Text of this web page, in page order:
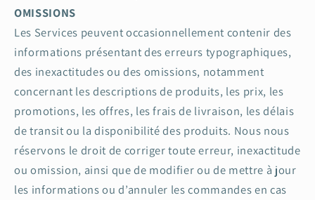
OMISSIONS
Les Services peuvent occasionnellement contenir des
informations présentant des erreurs typographiques,
des inexactitudes ou des omissions, notamment
concernant les descriptions de produits, les prix, les
promotions, les offres, les frais de livraison, les délais
de transit ou la disponibilité des produits. Nous nous
réservons le droit de corriger toute erreur, inexactitude
ou omission, ainsi que de modifier ou de mettre à jour
les informations ou d’annuler les commandes en cas